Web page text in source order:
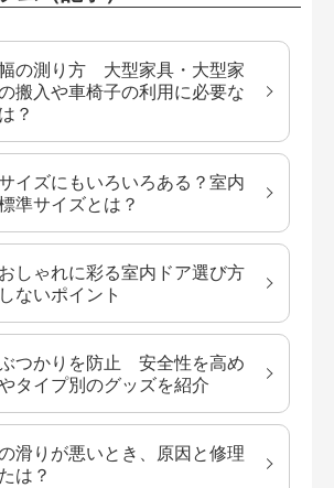
の測り方 大型家具・大型家
搬入や車椅子の利用に必要な
？
イズにもいろいろある？室内
準サイズとは？
しゃれに彩る室内ドア選び方
ないポイント
つかりを防止 安全性を高め
タイプ別のグッズを紹介
滑りが悪いとき、原因と修理
は？